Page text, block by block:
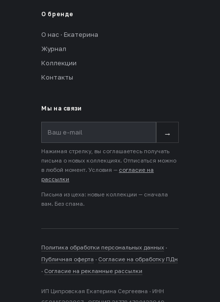
О бренде
О нас · Екатерина
Журнал
Коллекции
Контакты
Мы на связи
→
Нажимая стрелку, вы соглашаетесь получать
письма о новых коллекциях. Отписаться можно
в любой момент. Условия — согласие на
рассылки
Письма из цеха: новые коллекции — сначала
вам. Без спама.
Политика обработки персональных данных ·
Публичная оферта · Согласие на обработку ПДн
· Согласие на рекламные рассылки
ИП Ципровская Екатерина Сергеевна · ИНН